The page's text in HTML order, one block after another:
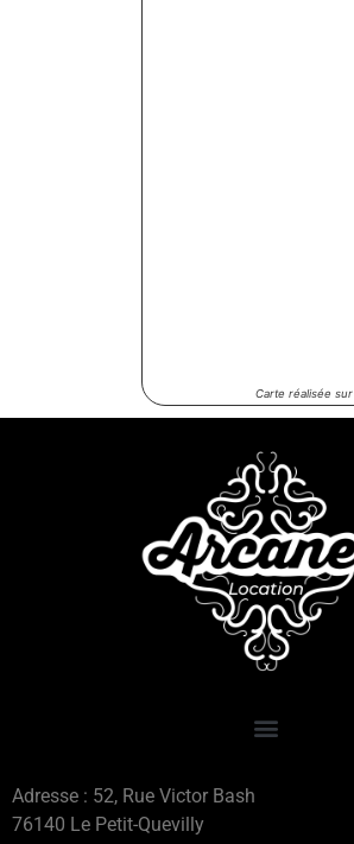
Carte réalisée sur
Adresse : 52, Rue Victor Bash
76140 Le Petit-Quevilly